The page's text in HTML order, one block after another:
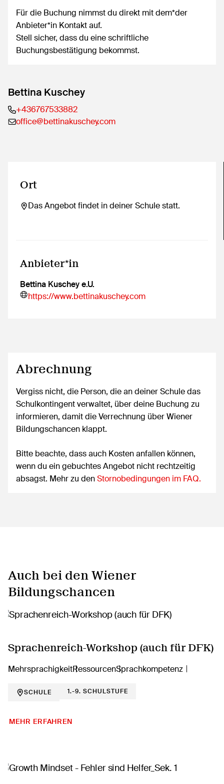
Für die Buchung nimmst du direkt mit dem*der
Anbieter*in Kontakt auf.
Stell sicher, dass du eine schriftliche
Buchungsbestätigung bekommst.
Bettina Kuschey
+436767533882
office@bettinakuschey.com
Ort
Das Angebot findet in deiner Schule statt.
Anbieter*in
Bettina Kuschey e.U.
https://www.bettinakuschey.com
Abrechnung
Vergiss nicht, die Person, die an deiner Schule das
Schulkontingent verwaltet, über deine Buchung zu
informieren, damit die Verrechnung über Wiener
Bildungschancen klappt.
Bitte beachte, dass auch Kosten anfallen können,
wenn du ein gebuchtes Angebot nicht rechtzeitig
absagst. Mehr zu denStornobedingungen im FAQ.
Auch bei den Wiener
Bildungschancen
Sprachenreich-Workshop (auch für DFK)
MehrsprachigkeitRessourcenSprachkompetenz
SCHULE 1.-9. SCHULSTUFE
MEHR ERFAHREN